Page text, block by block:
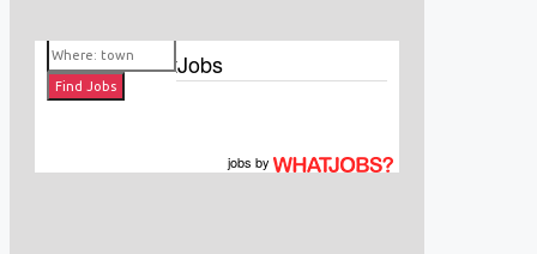
Jobs by WhatJobs
jobs by